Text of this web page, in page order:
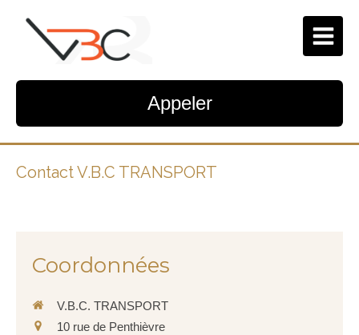
Appeler
Contact V.B.C TRANSPORT
Coordonnées
V.B.C. TRANSPORT
10 rue de Penthièvre